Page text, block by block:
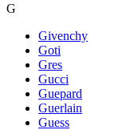
G
Givenchy
Goti
Gres
Gucci
Guepard
Guerlain
Guess